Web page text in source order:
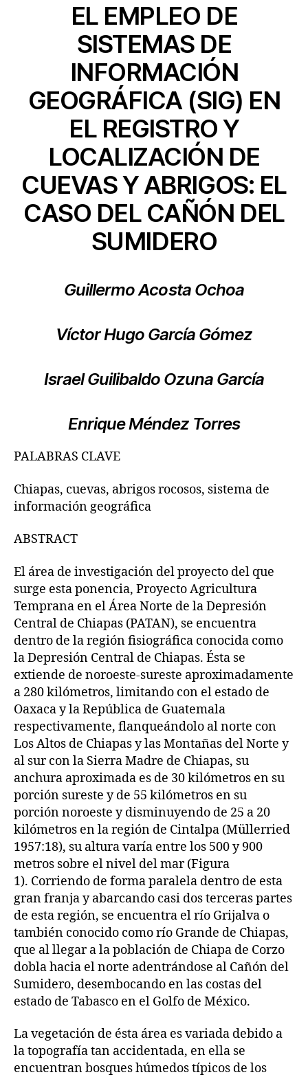
EL EMPLEO DE
SISTEMAS DE
INFORMACIÓN
GEOGRÁFICA (SIG) EN
EL REGISTRO Y
LOCALIZACIÓN DE
CUEVAS Y ABRIGOS: EL
CASO DEL CAÑÓN DEL
SUMIDERO
Guillermo Acosta Ochoa
Víctor Hugo García Gómez
Israel Guilibaldo Ozuna García
Enrique Méndez Torres
PALABRAS CLAVE
Chiapas, cuevas, abrigos rocosos, sistema de
información geográfica
ABSTRACT
El área de investigación del proyecto del que
surge esta ponencia, Proyecto Agricultura
Temprana en el Área Norte de la Depresión
Central de Chiapas (PATAN), se encuentra
dentro de la región fisiográfica conocida como
la Depresión Central de Chiapas. Ésta se
extiende de noroeste-sureste aproximadamente
a 280 kilómetros, limitando con el estado de
Oaxaca y la República de Guatemala
respectivamente, flanqueándolo al norte con
Los Altos de Chiapas y las Montañas del Norte y
al sur con la Sierra Madre de Chiapas, su
anchura aproximada es de 30 kilómetros en su
porción sureste y de 55 kilómetros en su
porción noroeste y disminuyendo de 25 a 20
kilómetros en la región de Cintalpa (Müllerried
1957:18), su altura varía entre los 500 y 900
metros sobre el nivel del mar (Figura
1). Corriendo de forma paralela dentro de esta
gran franja y abarcando casi dos terceras partes
de esta región, se encuentra el río Grijalva o
también conocido como río Grande de Chiapas,
que al llegar a la población de Chiapa de Corzo
dobla hacia el norte adentrándose al Cañón del
Sumidero, desembocando en las costas del
estado de Tabasco en el Golfo de México.
La vegetación de ésta área es variada debido a
la topografía tan accidentada, en ella se
encuentran bosques húmedos típicos de los